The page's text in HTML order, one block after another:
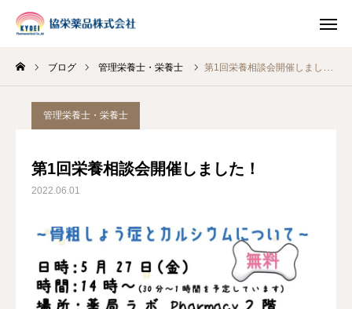
ブログ 管理栄養士・栄養士 第1回栄養相談会開催しました！
管理栄養士・栄養士
第1回栄養相談会開催しました！
2022.06.01
INSTAGRAM
HOME
事業案内
ブログ